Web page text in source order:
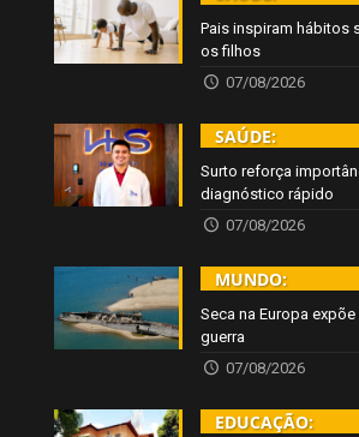
Pais inspiram hábitos
os filhos
07/08/2026
SAÚDE:
Surto reforça
diagnóstico rápido
07/08/2026
MUNDO:
Seca na Europa
guerra
07/08/2026
EDUCAÇÃO: